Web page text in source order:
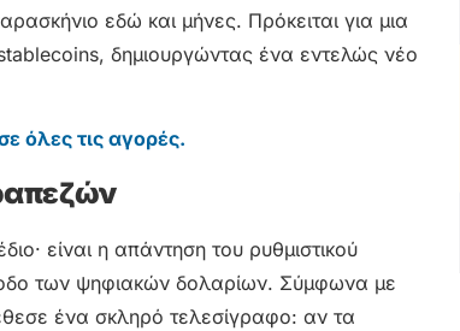
εδώ και μήνες. Πρόκειται για μια
δημιουργώντας ένα εντελώς νέο
όλες τις αγορές.
είναι η απάντηση του ρυθμιστικού
των ψηφιακών δολαρίων. Σύμφωνα με
ένα σκληρό τελεσίγραφο: αν τα